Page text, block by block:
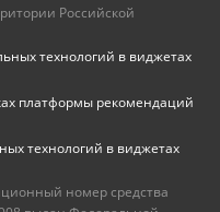
Российской
технологий в виджетах
платформы рекомендаций
технологий в виджетах
номер средства